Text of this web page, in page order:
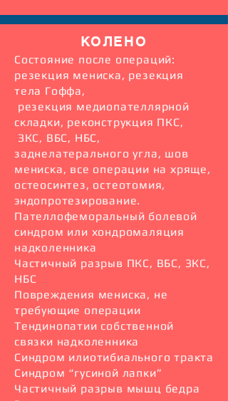
КОЛЕНО
Состояние после операций:
резекция мениска, резекция
тела Гоффа,
резекция медиопателлярной
складки, реконструкция ПКС,
ЗКС, ВБС, НБС,
заднелатерального угла, шов
мениска, все операции на хряще,
остеосинтез, остеотомия,
эндопротезирование.
Пателлофеморальный болевой
синдром или хондромаляция
надколенника
Частичный разрыв ПКС, ВБС, ЗКС,
НБС
Повреждения мениска, не
требующие операции
Тендинопатии собственной
связки надколенника
Синдром илиотибиального тракта
Синдром “гусиной лапки”
Частичный разрыв мышц бедра